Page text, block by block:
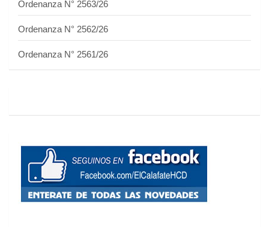
Ordenanza N° 2563/26
Ordenanza N° 2562/26
Ordenanza N° 2561/26